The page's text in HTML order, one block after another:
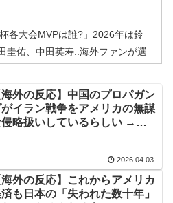
各大会MVPは誰?」2026年は鈴
圭佑、中田英寿..海外ファンが選
…日本の高校新教科書、また強
ある歴史遺産や伝統が残ってな
・・」
少子化の原因はこれか？」小田
キャラ好き）”過去発言が話題に
海外の反応】中国のプロパガン
がイラン戦争をアメリカの無謀
略扱いしているらしい →
2026.04.03
海外の反応】これからアメリカ
も日本の「失われた数十年」